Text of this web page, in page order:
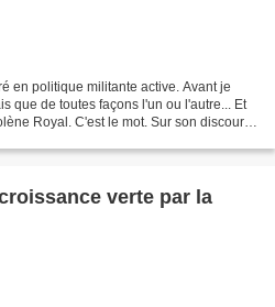
en politique militante active. Avant je
que de toutes façons l'un ou l'autre... Et
Royal. C'est le mot. Sur son discours
verte par la